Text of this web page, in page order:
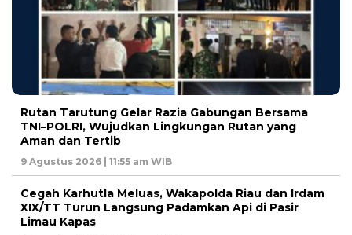
Rutan Tarutung Gelar Razia Gabungan Bersama
TNI–POLRI, Wujudkan Lingkungan Rutan yang
Aman dan Tertib
9 Agustus 2026 | 11:55 am WIB
Cegah Karhutla Meluas, Wakapolda Riau dan Irdam
XIX/TT Turun Langsung Padamkan Api di Pasir
Limau Kapas